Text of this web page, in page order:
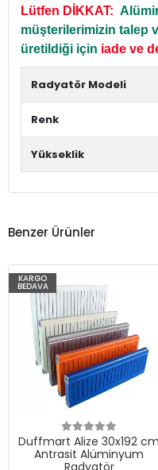
Lütfen DİKKAT:
müşterilerimizin talep
üretildiği için iade ve
Radyatör Modeli
Renk
Yükseklik
Benzer Ürünler
KARGO
BEDAVA
Duffmart Alize 30x192 cm
Antrasit Alüminyum
Radyatör